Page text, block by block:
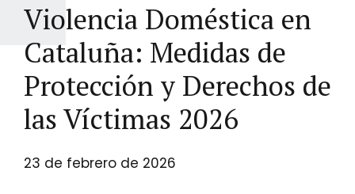
Violencia Doméstica en
Cataluña: Medidas de
Protección y Derechos de
las Víctimas 2026
23 de febrero de 2026